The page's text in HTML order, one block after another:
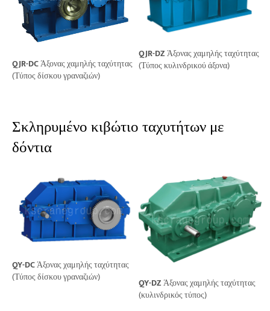
QJR-DCΆξονας χαμηλής ταχύτητας
(Τύπος δίσκου γραναζιών)
QJR-DZΆξονας χαμηλής ταχύτητας
(Τύπος κυλινδρικού άξονα)
Σκληρυμένο κιβώτιο ταχυτήτων με
δόντια
QY-DCΆξονας χαμηλής ταχύτητας
(Τύπος δίσκου γραναζιών)
QY-DZΆξονας χαμηλής ταχύτητας
(κυλινδρικός τύπος)